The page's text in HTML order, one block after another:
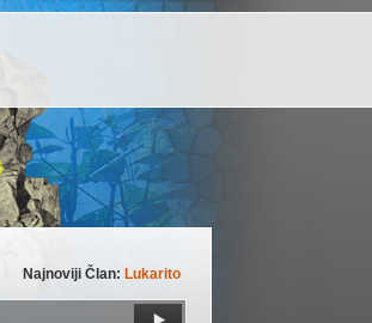
Najnoviji Član: Lukarito